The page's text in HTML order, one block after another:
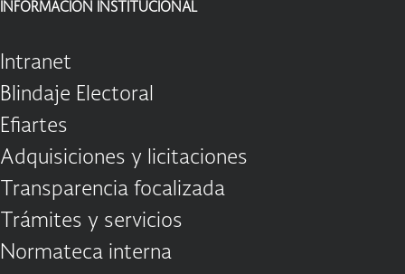
INFORMACIÓN INSTITUCIONAL
Intranet
Blindaje Electoral
Efiartes
Adquisiciones y licitaciones
Transparencia focalizada
Trámites y servicios
Normateca interna